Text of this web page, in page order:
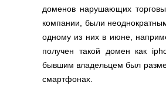
доменов нарушающих
компании, были
одному из них в июне,
получен такой домен как
бывшим владельцем был
смартфонах.